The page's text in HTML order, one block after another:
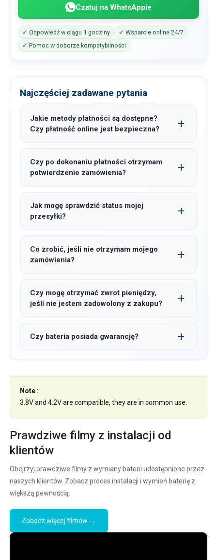
Czatuj na WhatsAppie
✓ Odpowiedź w ciągu 1 godziny
✓ Wsparcie online 24/7
✓ Pomoc w doborze kompatybilności
Najczęściej zadawane pytania
Jakie metody płatności są dostępne?
Czy płatność online jest bezpieczna?
Czy po dokonaniu płatności otrzymam
potwierdzenie zamówienia?
Jak mogę sprawdzić status mojej
przesyłki?
Co zrobić, jeśli nie otrzymam mojego
zamówienia?
Czy mogę otrzymać zwrot pieniędzy,
jeśli nie jestem zadowolony z zakupu?
Czy bateria posiada gwarancję?
Note :
3.8V and 4.2V are compatible, they are in common use.
Prawdziwe filmy z instalacji od
klientów
Obejrzyj prawdziwe filmy z wymiany baterii udostępnione przez
naszych klientów. Zobacz proces instalacji i wymień baterię z
większą pewnością.
Zobacz więcej filmów →